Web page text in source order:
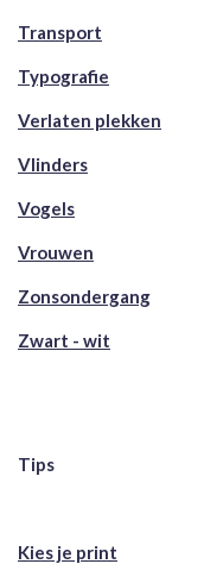
Transport
Typografie
Verlaten plekken
Vlinders
Vogels
Vrouwen
Zonsondergang
Zwart - wit
Tips
Kies je print